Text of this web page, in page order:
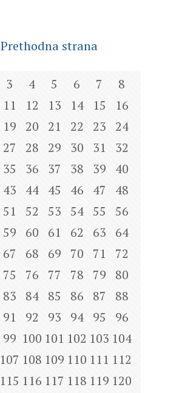
Prethodna strana
3 4 5 6 7
8
11 12 13 14 15
16
19 20 21 22 23
24
27 28 29 30 31
32
35 36 37 38 39
40
43 44 45 46 47
48
51 52 53 54 55
56
59 60 61 62 63
64
67 68 69 70 71
72
75 76 77 78 79
80
83 84 85 86 87
88
91 92 93 94 95
96
99 100 101 102 103 104
107 108 109 110 111 112
115 116 117 118 119 120